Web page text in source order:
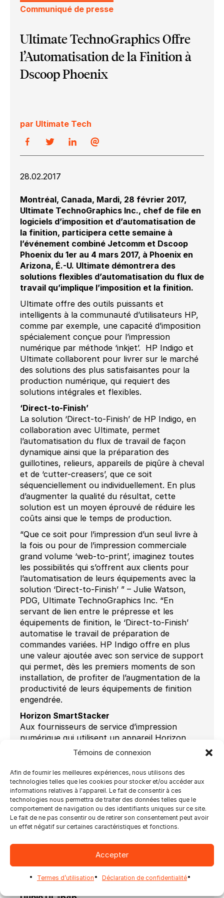
Témoins de connexion
Afin de fournir les meilleures expériences, nous utilisons des
technologies telles que les cookies pour stocker et/ou accéder aux
informations relatives à l'appareil. Le fait de consentir à ces
technologies nous permettra de traiter des données telles que le
comportement de navigation ou des identifiants uniques sur ce site.
Le fait de ne pas consentir ou de retirer son consentement peut avoir
un effet négatif sur certaines caractéristiques et fonctions.
Accepter
Termes d’utilisation Déclaration de confidentialité
Communiqué de presse
Ultimate TechnoGraphics Offre
l’Automatisation de la Finition à
Dscoop Phoenix
par Ultimate Tech
28.02.2017
Montréal, Canada, Mardi, 28 février 2017,
Ultimate TechnoGraphics Inc., chef de file en
logiciels d’imposition et d’automatisation de
la finition, participera cette semaine à
l’événement combiné Jetcomm et Dscoop
Phoenix du 1er au 4 mars 2017, à Phoenix en
Arizona, É.-U. Ultimate démontrera des
solutions flexibles d’automatisation du flux de
travail qu’implique l’imposition et la finition.
Ultimate offre des outils puissants et
intelligents à la communauté d’utilisateurs HP,
comme par exemple, une capacité d’imposition
spécialement conçue pour l’impression
numérique par méthode ‘inkjet’. HP Indigo et
Ultimate collaborent pour livrer sur le marché
des solutions des plus satisfaisantes pour la
production numérique, qui requiert des
solutions intégrales et flexibles.
‘Direct-to-Finish’
La solution ‘Direct-to-Finish’ de HP Indigo, en
collaboration avec Ultimate, permet
l’automatisation du flux de travail de façon
dynamique ainsi que la préparation des
guillotines, relieurs, appareils de piqûre à cheval
et de ‘cutter-creasers’, que ce soit
séquenciellement ou individuellement. En plus
d’augmenter la qualité du résultat, cette
solution est un moyen éprouvé de réduire les
coûts ainsi que le temps de production.
“Que ce soit pour l’impression d’un seul livre à
la fois ou pour de l’impression commerciale
grand volume ‘web-to-print’, imaginez toutes
les possibilités qui s’offrent aux clients pour
l’automatisation de leurs équipements avec la
solution ‘Direct-to-Finish’ ” – Julie Watson,
PDG, Ultimate TechnoGraphics Inc. “En
servant de lien entre le prépresse et les
équipements de finition, le ‘Direct-to-Finish’
automatise le travail de préparation de
commandes variées. HP Indigo offre en plus
une valeur ajoutée avec son service de support
qui permet, dès les premiers moments de son
installation, de profiter de l’augmentation de la
productivité de leurs équipements de finition
engendrée.
Horizon SmartStacker
Aux fournisseurs de service d’impression
numérique qui utilisent un appareil Horizon
SmartStacker et désirent maximiser leur
d’automatisation Impostrip® offre un
séquençage unique et contrairement à d’autres
solutions d’imposition, celui-ci offre le moyen
de produire plusieurs commandes de différents
types sur une même page tout à fait
automatiquement et ce, tout en optimisant les
d’impression obtiennent un moyen dynamique
de préparation du travail et d’optimisation de
leurs équipements.